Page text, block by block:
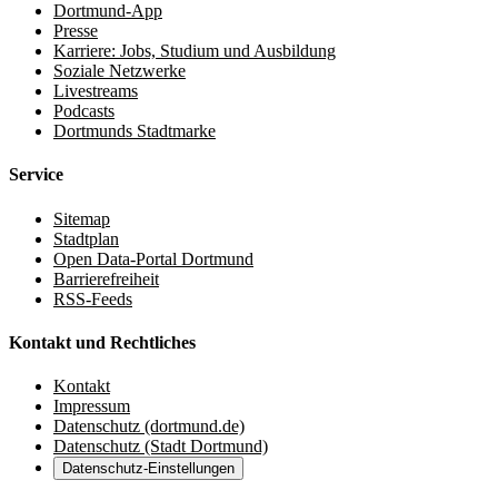
Dortmund-App
Presse
Karriere: Jobs, Studium und Ausbildung
Soziale Netzwerke
Livestreams
Podcasts
Dortmunds Stadtmarke
Service
Sitemap
Stadtplan
Open Data-Portal Dortmund
Barrierefreiheit
RSS-Feeds
Kontakt und Rechtliches
Kontakt
Impressum
Datenschutz (dortmund.de)
Datenschutz (Stadt Dortmund)
Datenschutz-Einstellungen